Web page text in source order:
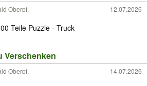
Oberpf. 12.07.2026
Teile Puzzle - Truck
Verschenken
Oberpf. 14.07.2026